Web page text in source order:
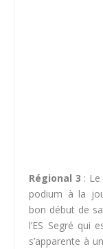
Régional 3 :
podium à la
bon début de
l’ES Segré qui
s’apparente à